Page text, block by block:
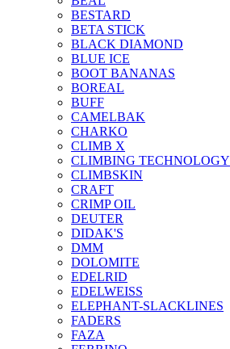
BESTARD
BETA STICK
BLACK DIAMOND
BLUE ICE
BOOT BANANAS
BOREAL
BUFF
CAMELBAK
CHARKO
CLIMB X
CLIMBING TECHNOLOGY
CLIMBSKIN
CRAFT
CRIMP OIL
DEUTER
DIDAK'S
DMM
DOLOMITE
EDELRID
EDELWEISS
ELEPHANT-SLACKLINES
FADERS
FAZA